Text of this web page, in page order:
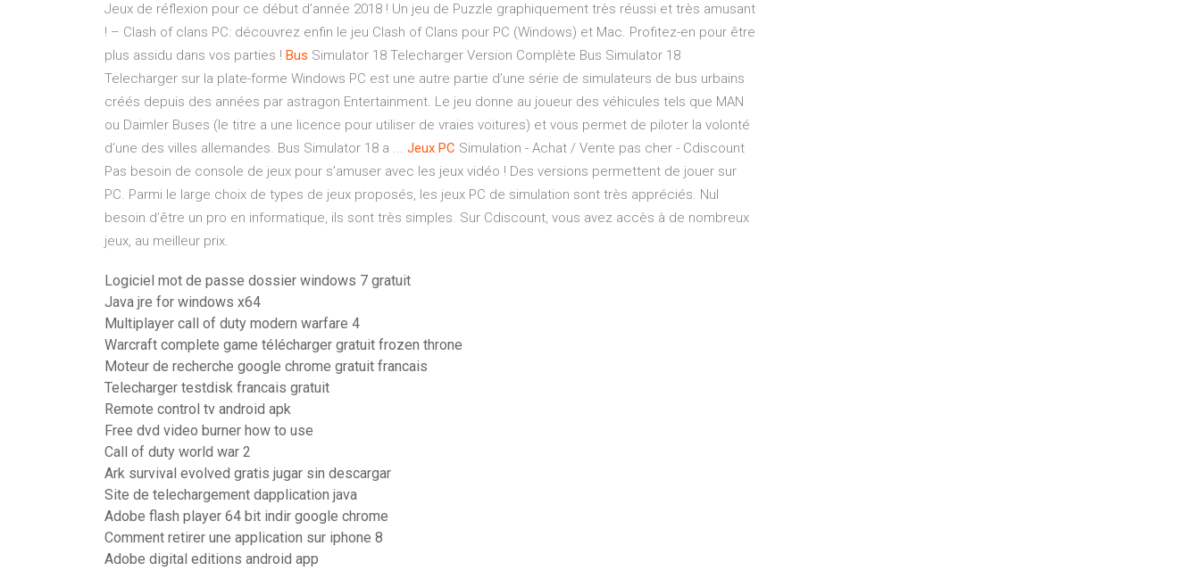
Jeux de réflexion pour ce début d’année 2018 ! Un jeu de Puzzle graphiquement très réussi et très amusant
! – Clash of clans PC: découvrez enfin le jeu Clash of Clans pour PC (Windows) et Mac. Profitez-en pour être
plus assidu dans vos parties ! Bus Simulator 18 Telecharger Version Complète Bus Simulator 18
Telecharger sur la plate-forme Windows PC est une autre partie d’une série de simulateurs de bus urbains
créés depuis des années par astragon Entertainment. Le jeu donne au joueur des véhicules tels que MAN
ou Daimler Buses (le titre a une licence pour utiliser de vraies voitures) et vous permet de piloter la volonté
d’une des villes allemandes. Bus Simulator 18 a ... Jeux PC Simulation - Achat / Vente pas cher - Cdiscount
Pas besoin de console de jeux pour s’amuser avec les jeux vidéo ! Des versions permettent de jouer sur
PC. Parmi le large choix de types de jeux proposés, les jeux PC de simulation sont très appréciés. Nul
besoin d’être un pro en informatique, ils sont très simples. Sur Cdiscount, vous avez accès à de nombreux
jeux, au meilleur prix.
Logiciel mot de passe dossier windows 7 gratuit
Java jre for windows x64
Multiplayer call of duty modern warfare 4
Warcraft complete game télécharger gratuit frozen throne
Moteur de recherche google chrome gratuit francais
Telecharger testdisk francais gratuit
Remote control tv android apk
Free dvd video burner how to use
Call of duty world war 2
Ark survival evolved gratis jugar sin descargar
Site de telechargement dapplication java
Adobe flash player 64 bit indir google chrome
Comment retirer une application sur iphone 8
Adobe digital editions android app